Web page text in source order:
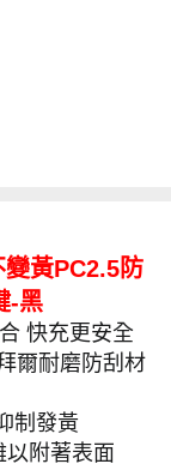
黃PC2.5防
-黑
快充更安全
爾耐磨防刮材
制發黃
以附著表面